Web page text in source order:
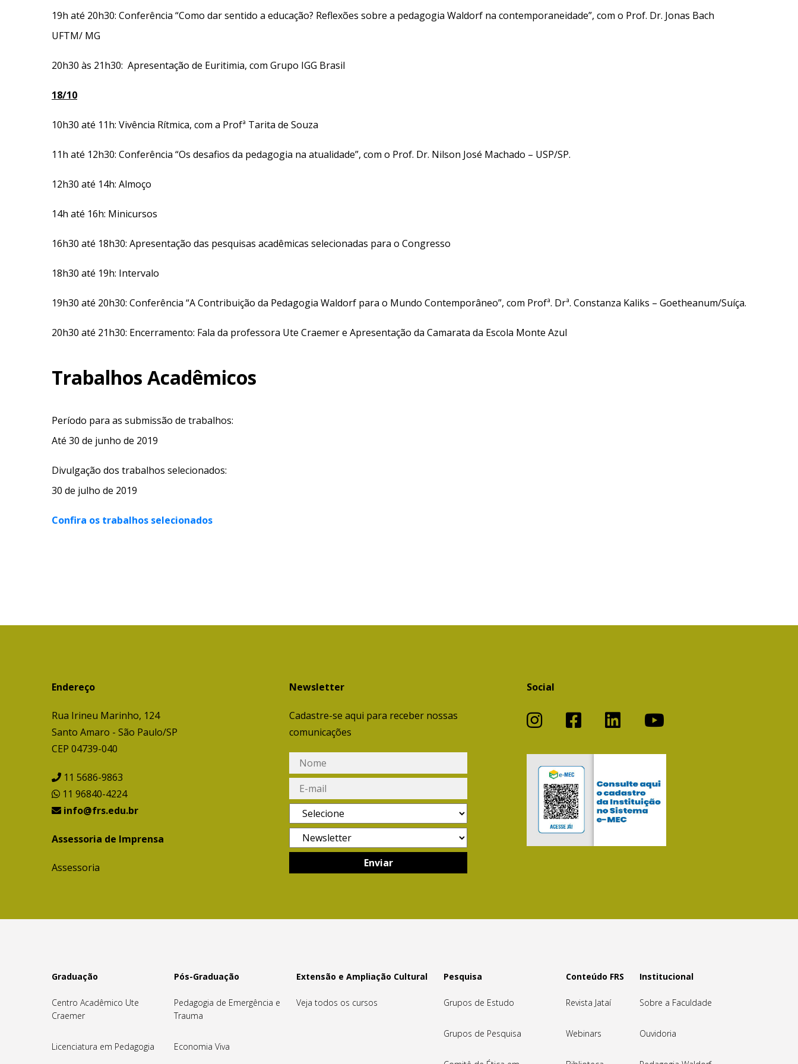
19h até 20h30: Conferência “Como dar sentido a educação? Reflexões sobre a pedagogia Waldorf na contemporaneidade”, com o Prof. Dr. Jonas Bach
UFTM/ MG
20h30 às 21h30: Apresentação de Euritimia, com Grupo IGG Brasil
18/10
10h30 até 11h: Vivência Rítmica, com a Profª Tarita de Souza
11h até 12h30: Conferência “Os desafios da pedagogia na atualidade”, com o Prof. Dr. Nilson José Machado – USP/SP.
12h30 até 14h: Almoço
14h até 16h: Minicursos
16h30 até 18h30: Apresentação das pesquisas acadêmicas selecionadas para o Congresso
18h30 até 19h: Intervalo
19h30 até 20h30: Conferência “A Contribuição da Pedagogia Waldorf para o Mundo Contemporâneo”, com Profª. Drª. Constanza Kaliks – Goetheanum/Suíça.
20h30 até 21h30: Encerramento: Fala da professora Ute Craemer e Apresentação da Camarata da Escola Monte Azul
Trabalhos Acadêmicos
Período para as submissão de trabalhos:
Até 30 de junho de 2019
Divulgação dos trabalhos selecionados:
30 de julho de 2019
Confira os trabalhos selecionados
Endereço
Rua Irineu Marinho, 124
Santo Amaro - São Paulo/SP
CEP 04739-040
11 5686-9863
11 96840-4224
info@frs.edu.br
Assessoria de Imprensa
Assessoria
Newsletter
Cadastre-se aqui para receber nossas
comunicações
Social
Graduação
Centro Acadêmico Ute
Craemer
Licenciatura em Pedagogia
Pós-Graduação
Pedagogia de Emergência e
Trauma
Economia Viva
Extensão e Ampliação Cultural
Veja todos os cursos
Pesquisa
Grupos de Estudo
Grupos de Pesquisa
Conteúdo FRS
Revista Jataí
Webinars
Institucional
Sobre a Faculdade
Ouvidoria